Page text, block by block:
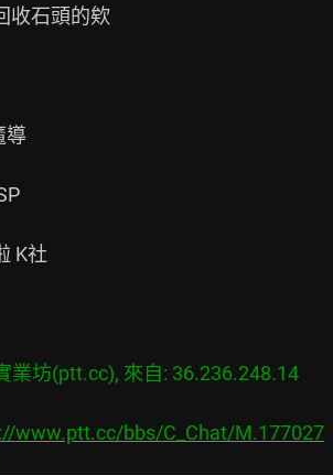
收石頭的欸
導
K社
業坊(ptt.cc), 來自: 36.236.248.14
www.ptt.cc/bbs/C_Chat/M.177027